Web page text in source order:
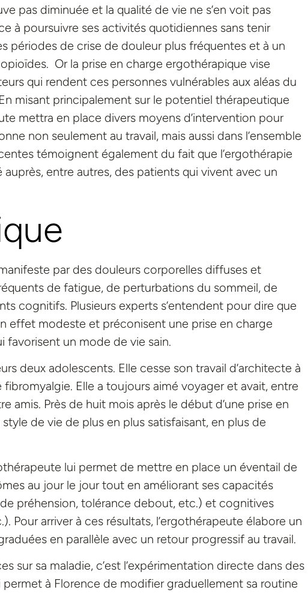
pas diminuée et la qualité de vie ne s’en voit pas
à poursuivre ses activités quotidiennes sans tenir
périodes de crise de douleur plus fréquentes et à un
Or la prise en charge ergothérapique vise
qui rendent ces personnes vulnérables aux aléas du
misant principalement sur le potentiel thérapeutique
mettra en place divers moyens d’intervention pour
non seulement au travail, mais aussi dans l’ensemble
témoignent également du fait que l’ergothérapie
entre autres, des patients qui vivent avec un
par des douleurs corporelles diffuses et
de fatigue, de perturbations du sommeil, de
cognitifs. Plusieurs experts s’entendent pour dire que
effet modeste et préconisent une prise en charge
favorisent un mode de vie sain.
deux adolescents. Elle cesse son travail d’architecte à
fibromyalgie. Elle a toujours aimé voyager et avait, entre
amis. Près de huit mois après le début d’une prise en
de vie de plus en plus satisfaisant, en plus de
lui permet de mettre en place un éventail de
au jour le jour tout en améliorant ses capacités
préhension, tolérance debout, etc.) et cognitives
Pour arriver à ces résultats, l’ergothérapeute élabore un
en parallèle avec un retour progressif au travail.
sur sa maladie, c’est l’expérimentation directe dans des
à Florence de modifier graduellement sa routine